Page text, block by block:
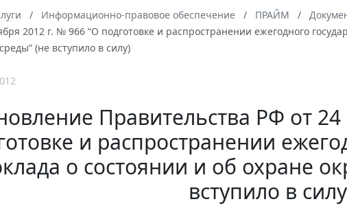
Информационно-правовое обеспечение ПРАЙМ
2012 г. № 966 “О подготовке и распространении ежегодного
(не вступило в силу)
Правительства РФ от
и распространении
о состоянии и об охране
вступило в